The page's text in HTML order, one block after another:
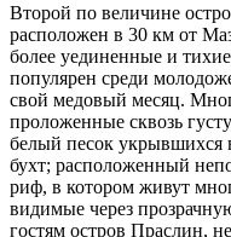
Второй по величине
расположен в 30 км от
более уединенные и
популярен среди
свой медовый месяц.
проложенные сквозь
белый песок укрывшихся
бухт; расположенный
риф, в котором живут
видимые через
гостям остров Праслин,